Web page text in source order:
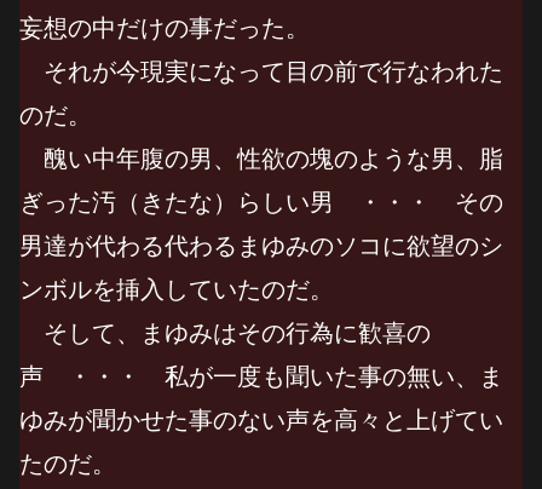
妄想の中だけの事だった。
それが今現実になって目の前で行なわれた
のだ。
醜い中年腹の男、性欲の塊のような男、脂
ぎった汚（きたな）らしい男 ・・・ その
男達が代わる代わるまゆみのソコに欲望のシ
ンボルを挿入していたのだ。
そして、まゆみはその行為に歓喜の
声 ・・・ 私が一度も聞いた事の無い、ま
ゆみが聞かせた事のない声を高々と上げてい
たのだ。